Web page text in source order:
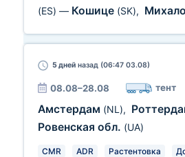
(ES) — Кошице (SK),
5 дней назад (06:47 03.08)
08.08–28.08 тент
Амстердам (NL),
Ровенская обл. (UA)
CMR ADR Растентовка